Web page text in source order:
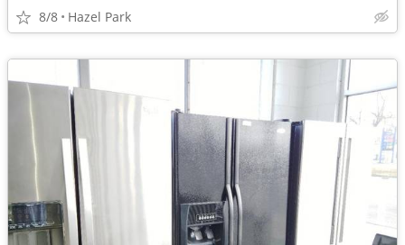
8/8 Hazel Park